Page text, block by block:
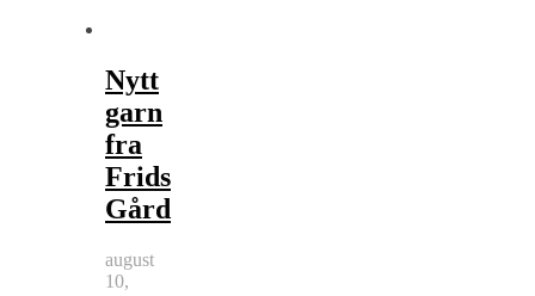
Nytt
garn
fra
Frids
Gård
august
10,